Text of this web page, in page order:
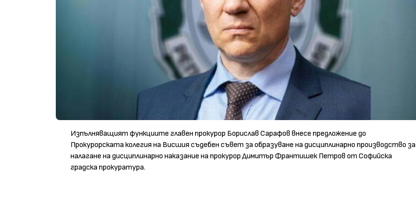
Изпълняващият функциите главен прокурор Борислав Сарафов внесе предложение до
Прокурорската колегия на Висшия съдебен съвет за образуване на дисциплинарно производство за
налагане на дисциплинарно наказание на прокурор Димитър Франтишек Петров от Софийска
градска прокуратура.